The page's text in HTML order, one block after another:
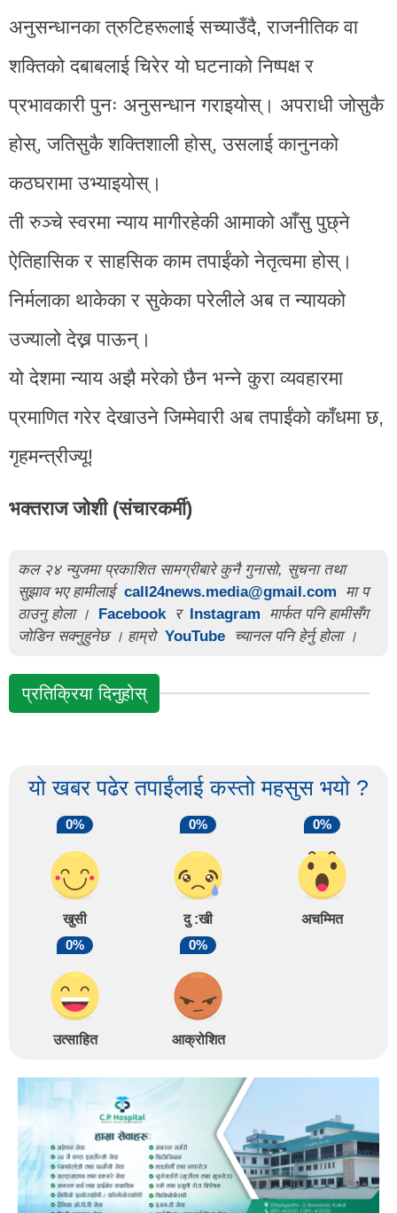
अनुसन्धानका त्रुटिहरूलाई सच्याउँदै, राजनीतिक वा
शक्तिको दबाबलाई चिरेर यो घटनाको निष्पक्ष र
प्रभावकारी पुनः अनुसन्धान गराइयोस्। अपराधी जोसुकै
होस्, जतिसुकै शक्तिशाली होस्, उसलाई कानुनको
कठघरामा उभ्याइयोस्।
ती रुञ्चे स्वरमा न्याय मागीरहेकी आमाको आँसु पुछ्ने
ऐतिहासिक र साहसिक काम तपाईंको नेतृत्वमा होस्।
निर्मलाका थाकेका र सुकेका परेलीले अब त न्यायको
उज्यालो देख्न पाऊन्।
यो देशमा न्याय अझै मरेको छैन भन्ने कुरा व्यवहारमा
प्रमाणित गरेर देखाउने जिम्मेवारी अब तपाईंको काँधमा छ,
गृहमन्त्रीज्यू!
भक्तराज जोशी (संचारकर्मी)
कल २४ न्युजमा प्रकाशित सामग्रीबारे कुनै गुनासो, सुचना तथा
सुझाव भए हामीलाई call24news.media@gmail.com
मा प
ठाउनु होला ।
Facebook र Instagram
मार्फत पनि हामीसँग
जोडिन सक्नुहुनेछ । हाम्रो YouTube च्यानल पनि हेर्नु होला ।
प्रतिक्रिया दिनुहोस्
यो खबर पढेर तपाईंलाई कस्तो महसुस भयो ?
0%
खुसी
0%
दु :खी
0%
अचम्मित
0%
उत्साहित
0%
आक्रोशित